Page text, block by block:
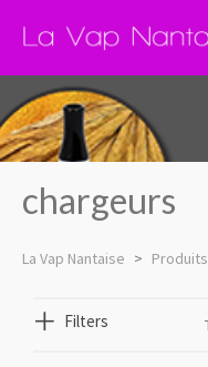
chargeurs
La Vap Nantaise > Produits
Filters